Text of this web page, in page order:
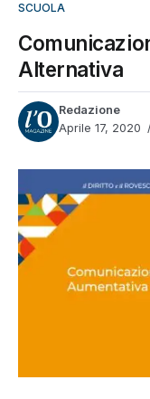
SCUOLA
Alternativa
Redazione
Aprile 17, 2020